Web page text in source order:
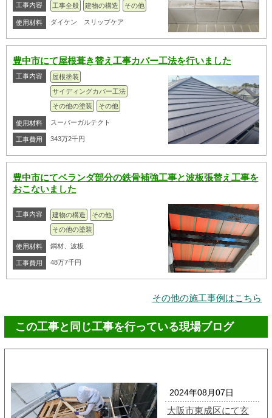
工事内容 工事全般 建物の構造 その他
使用材料 ダイケン スリップケア
豊中市にて屋根葺き替え工事カバー工法を行いました
工事内容
屋根塗装
サイディングカバー工法
その他の塗装
その他
使用材料 スーバーガルテクト
工事費用 343万2千円
豊中市にてベランダ部分の鉄骨補強工事と波板張替え工事を
おこないました
工事内容 建物の構造
その他
その他の塗装
使用材料 鋼材、波板
工事費用 48万7千円
その他の施工事例はこちら
この工事と同じ工事を行っている現場ブログ
2024年08月07日
大阪市東成区にて玄